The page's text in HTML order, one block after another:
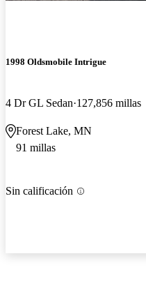
1998 Oldsmobile Intrigue
4 Dr GL Sedan 127,856 millas
Forest Lake, MN
91 millas
Sin calificación